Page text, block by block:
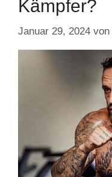
Kämpfer?
Januar 29, 2024 von